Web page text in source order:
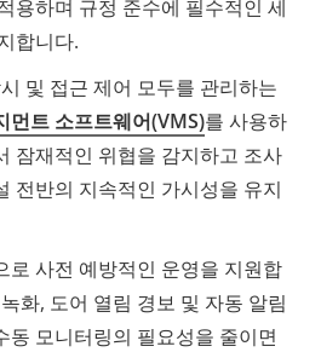
용하며 규정 준수에 필수적인 세
합니다.
및 접근 제어 모두를 관리하는
먼트 소프트웨어(VMS)를 사용하
잠재적인 위협을 감지하고 조사
전반의 지속적인 가시성을 유지
로 사전 예방적인 운영을 지원합
화, 도어 열림 경보 및 자동 알림
동 모니터링의 필요성을 줄이면